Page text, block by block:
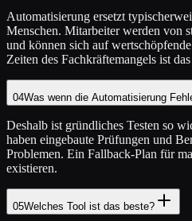
Automatisierung ersetzt
Menschen. Mitarbeiter werden von
und können sich auf
Zeiten des Fachkräftemangels ist
04Was wenn die Automatisierung
Deshalb ist gründliches Testen so
haben eingebaute Prüfungen und
Problemen. Ein Fallback-Plan für
existieren.
05Welches Tool ist das beste?